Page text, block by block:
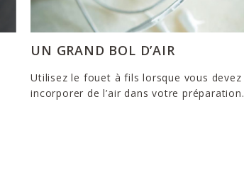
UN GRAND BOL D’AIR
Utilisez le fouet à fils lorsque vous devez
incorporer de l’air dans votre préparation.